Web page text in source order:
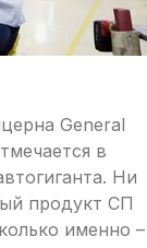
General
в
Ни
продукт СП
именно –